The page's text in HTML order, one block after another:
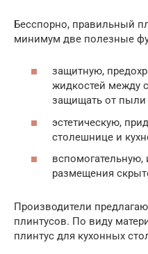
Бесспорно, правильный
минимум две полезные
защитную,
жидкостей между
защищать от пыли
эстетическую,
столешнице и
вспомогательную,
размещения
Производители
плинтусов. По виду
плинтус для кухонных